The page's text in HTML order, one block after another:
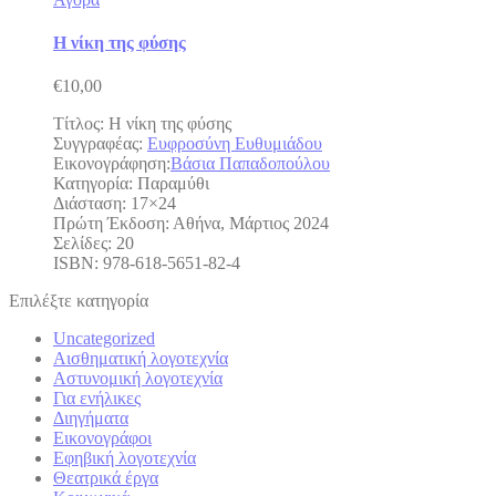
Η νίκη της φύσης
€10,00
Τίτλος: Η νίκη της φύσης
Συγγραφέας: Ευφροσύνη Ευθυμιάδου
Εικονογράφηση:Βάσια Παπαδοπούλου
Κατηγορία: Παραμύθι
Διάσταση: 17×24
Πρώτη Έκδοση: Αθήνα, Μάρτιος 2024
Σελίδες: 20
ISBN: 978-618-5651-82-4
Επιλέξτε κατηγορία
Uncategorized
Αισθηματική λογοτεχνία
Αστυνομική λογοτεχνία
Για ενήλικες
Διηγήματα
Εικονογράφοι
Εφηβική λογοτεχνία
Θεατρικά έργα